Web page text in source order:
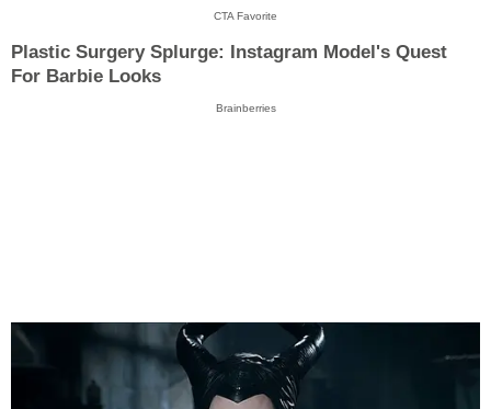
CTA Favorite
Plastic Surgery Splurge: Instagram Model's Quest
For Barbie Looks
Brainberries